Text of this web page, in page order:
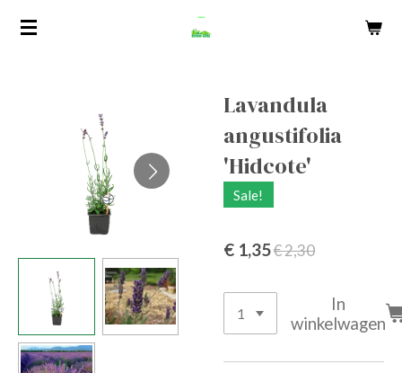
Ga
Lavandula
angustifolia
'Hidcote'
Sale!
€ 1,35€ 2,30
In
winkelwagen